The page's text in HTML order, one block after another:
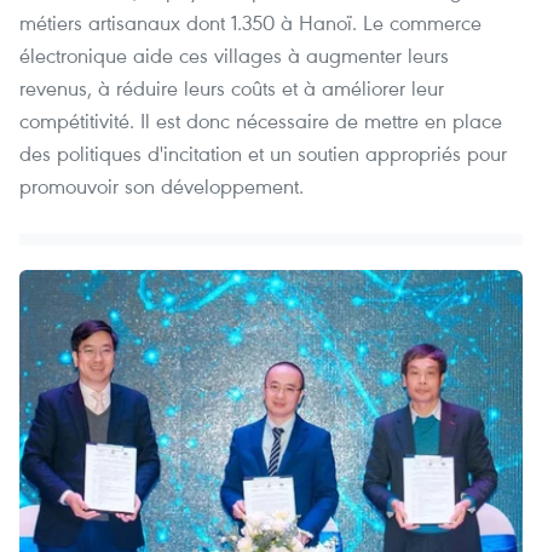
métiers artisanaux dont 1.350 à Hanoï. Le commerce
électronique aide ces villages à augmenter leurs
revenus, à réduire leurs coûts et à améliorer leur
compétitivité. Il est donc nécessaire de mettre en place
des politiques d'incitation et un soutien appropriés pour
promouvoir son développement.